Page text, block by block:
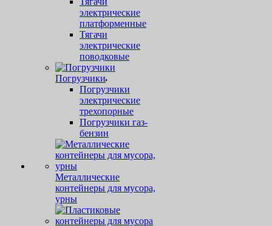
электрические
платформенные
Тягачи
электрические
поводковые
Погрузчики
Погрузчики
электрические
трехопорные
Погрузчики газ-
бензин
Металлические
контейнеры для мусора,
урны